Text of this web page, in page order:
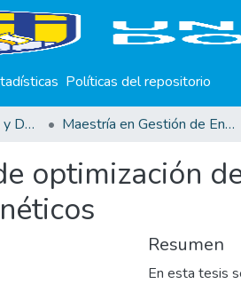
Políticas del repositorio
Trabajos de Maestrías y Doctorados Maestría en Gestión de Energías Renovables
optimización
Resumen
En esta tesis